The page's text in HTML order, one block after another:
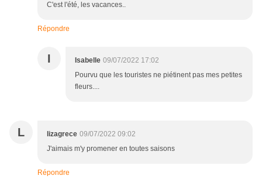
C'est l'été, les vacances..
Répondre
I Isabelle 09/07/2022 17:02
Pourvu que les touristes ne piétinent pas mes petites
fleurs....
L lizagrece 09/07/2022 09:02
J'aimais m'y promener en toutes saisons
Répondre